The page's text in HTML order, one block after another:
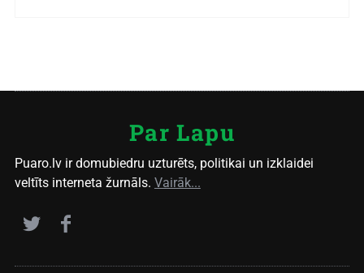
Par Lapu
Puaro.lv ir domubiedru uzturēts, politikai un izklaidei
veltīts interneta žurnāls. Vairāk...